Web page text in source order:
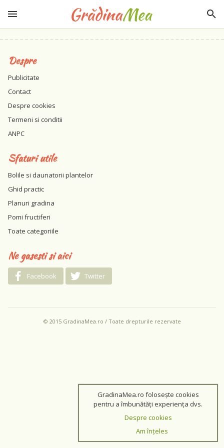
Despre
Publicitate
Contact
Despre cookies
Termeni si conditii
ANPC
Sfaturi utile
Bolile si daunatorii plantelor
Ghid practic
Planuri gradina
Pomi fructiferi
Toate categoriile
Ne gasesti si aici
Facebook Twitter
© 2015 GradinaMea.ro / Toate drepturile rezervate
GradinaMea.ro folosește cookies
pentru a îmbunătăți experiența dvs.
Despre cookies
Am înțeles